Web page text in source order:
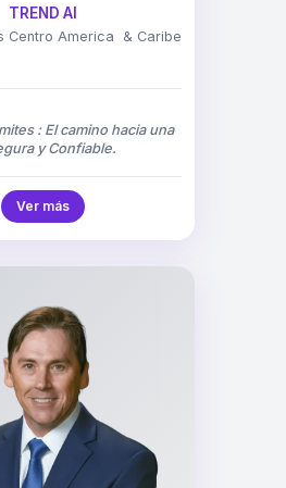
TREND AI
Centro America & Caribe
: El camino hacia una
y Confiable.
Ver más